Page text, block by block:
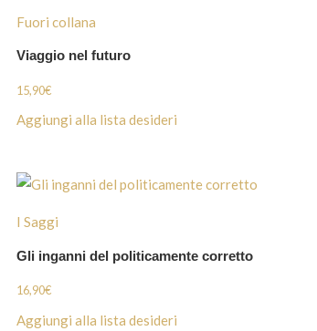
Fuori collana
Viaggio nel futuro
15,90€
Aggiungi alla lista desideri
I Saggi
Gli inganni del politicamente corretto
16,90€
Aggiungi alla lista desideri